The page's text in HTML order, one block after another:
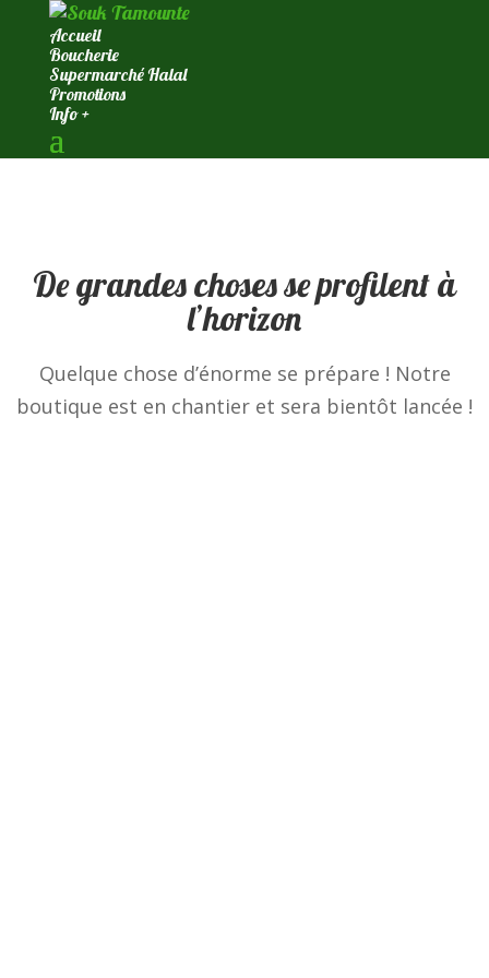
Accueil
Boucherie
Supermarché Halal
Promotions
Info +
De grandes choses se profilent à
l’horizon
Quelque chose d’énorme se prépare ! Notre
boutique est en chantier et sera bientôt lancée !